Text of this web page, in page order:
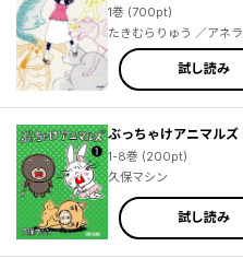
1巻 (700pt)
たきむらりゅう ／アネラ
試し読み
ぶっちゃけアニマルズ
1-8巻 (200pt)
久保マシン
試し読み